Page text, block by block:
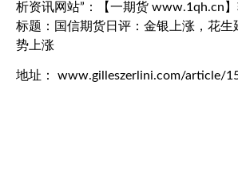
析资讯网站”：【一期货 www.1qh.cn
标题：国信期货日评：金银上涨，花生
势上涨
地址： www.gilleszerlini.com/article/